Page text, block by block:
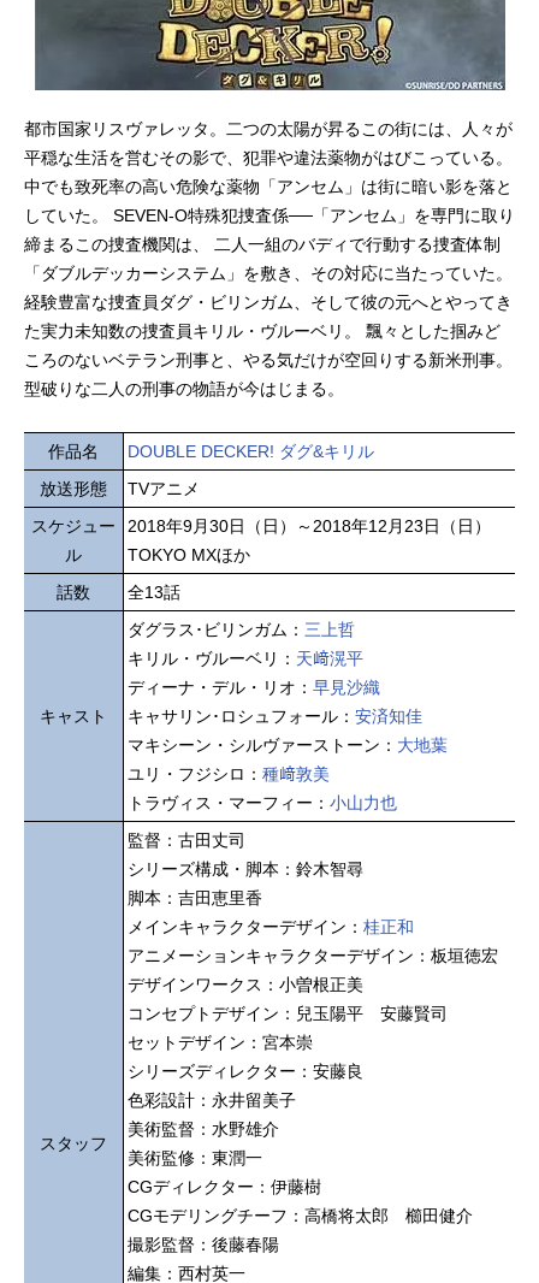
都市国家リスヴァレッタ。二つの太陽が昇るこの街には、人々が
平穏な生活を営むその影で、犯罪や違法薬物がはびこっている。
中でも致死率の高い危険な薬物「アンセム」は街に暗い影を落と
していた。 SEVEN-O特殊犯捜査係──「アンセム」を専門に取り
締まるこの捜査機関は、 二人一組のバディで行動する捜査体制
「ダブルデッカーシステム」を敷き、その対応に当たっていた。
経験豊富な捜査員ダグ・ビリンガム、そして彼の元へとやってき
た実力未知数の捜査員キリル・ヴルーベリ。 飄々とした掴みど
ころのないベテラン刑事と、やる気だけが空回りする新米刑事。
型破りな二人の刑事の物語が今はじまる。
作品名
DOUBLE DECKER! ダグ&キリル
放送形態
TVアニメ
スケジュー
ル
2018年9月30日（日）～2018年12月23日（日）
TOKYO MXほか
話数
全13話
キャスト
ダグラス･ビリンガム： 三上哲
キリル・ヴルーベリ： 天﨑滉平
ディーナ・デル・リオ： 早見沙織
キャサリン･ロシュフォール： 安済知佳
マキシーン・シルヴァーストーン： 大地葉
ユリ・フジシロ： 種﨑敦美
トラヴィス・マーフィー： 小山力也
スタッフ
監督：古田丈司
シリーズ構成・脚本：鈴木智尋
脚本：吉田恵里香
メインキャラクターデザイン： 桂正和
アニメーションキャラクターデザイン：板垣徳宏
デザインワークス：小曽根正美
コンセプトデザイン：兒玉陽平 安藤賢司
セットデザイン：宮本崇
シリーズディレクター：安藤良
色彩設計：永井留美子
美術監督：水野雄介
美術監修：東潤一
CGディレクター：伊藤樹
CGモデリングチーフ：高橋将太郎 櫛田健介
撮影監督：後藤春陽
編集：西村英一